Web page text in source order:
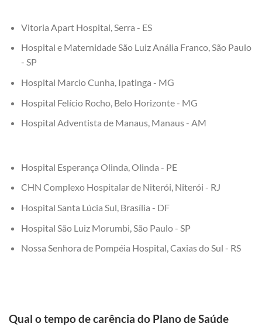
Vitoria Apart Hospital, Serra - ES
Hospital e Maternidade São Luiz Anália Franco, São Paulo
- SP
Hospital Marcio Cunha, Ipatinga - MG
Hospital Felício Rocho, Belo Horizonte - MG
Hospital Adventista de Manaus, Manaus - AM
Hospital Esperança Olinda, Olinda - PE
CHN Complexo Hospitalar de Niterói, Niterói - RJ
Hospital Santa Lúcia Sul, Brasília - DF
Hospital São Luiz Morumbi, São Paulo - SP
Nossa Senhora de Pompéia Hospital, Caxias do Sul - RS
Qual o tempo de carência do Plano de Saúde